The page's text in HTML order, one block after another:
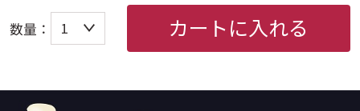
数量： カートに入れる